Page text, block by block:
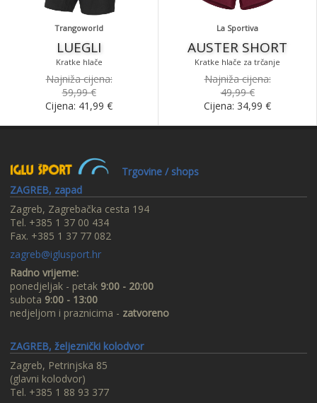
Trangoworld
LUEGLI
Kratke hlače
Najniža cijena:
59,99 €
Cijena: 41,99 €
La Sportiva
AUSTER SHORT
Kratke hlače za trčanje
Najniža cijena:
49,99 €
Cijena: 34,99 €
Trgovine / shops
ZAGREB, zapad
Zagreb, Zagrebačka cesta 194
Tel. +385 1 37 00 434
Fax. +385 1 37 77 082
zagreb@iglusport.hr
Radno vrijeme:
ponedjeljak - petak 9:00 - 20:00
subota 9:00 - 13:00
nedjeljom i praznicima - zatvoreno
ZAGREB, željeznički kolodvor
Zagreb, Petrinjska 85
(glavni kolodvor)
Tel. +385 1 88 93 377